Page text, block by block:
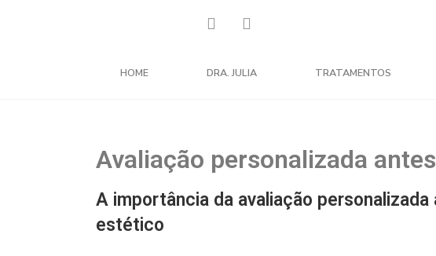
HOME DRA. JULIA TRATAMENTOS
Avaliação personalizada
A importância da avaliação
estético